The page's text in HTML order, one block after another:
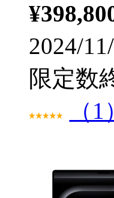
2024/
限定数
（1